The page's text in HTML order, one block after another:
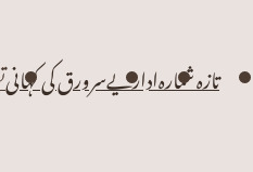
تازہ شمارہاداریےسرورق کی کہانی